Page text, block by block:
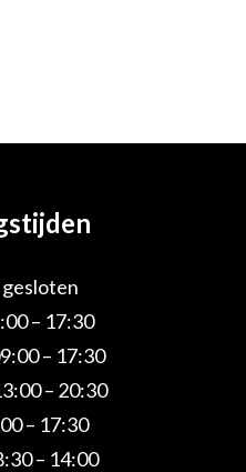
– 17:30
– 17:30
– 20:30
– 17:30
– 14:00